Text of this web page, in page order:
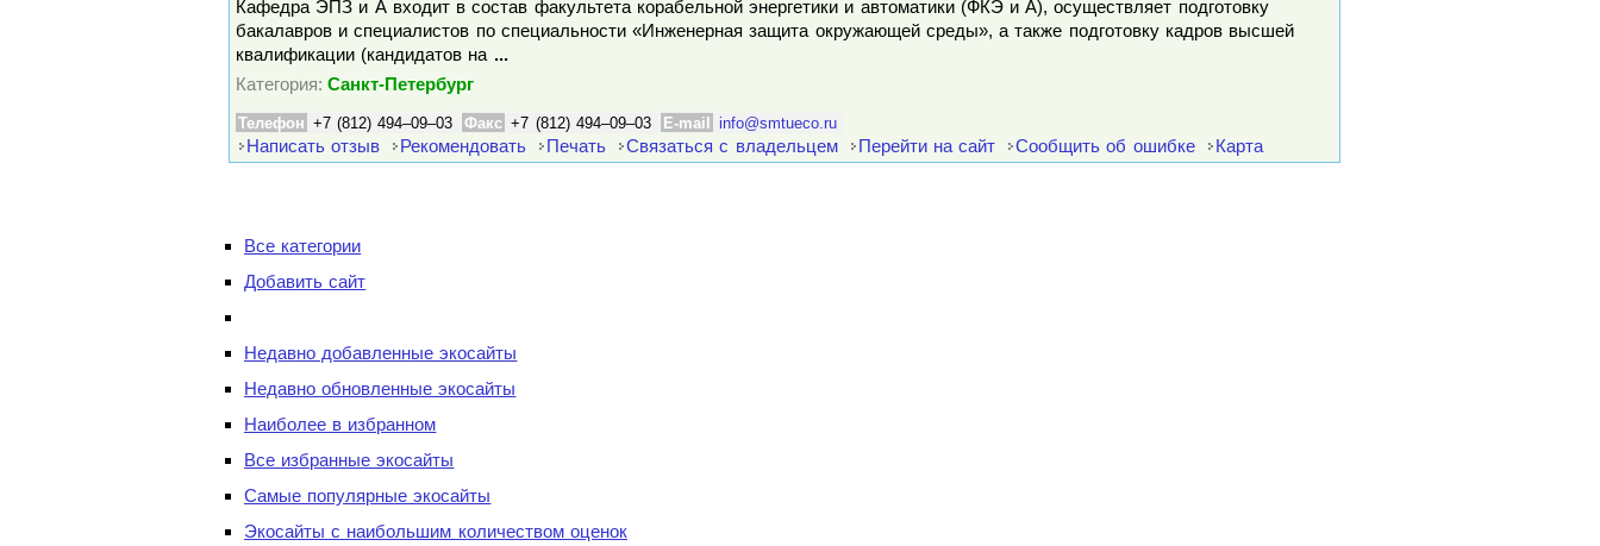
Кафедра ЭПЗ и А входит в состав факультета корабельной энергетики и автоматики (ФКЭ и А), осуществляет подготовку
бакалавров и специалистов по специальности «Инженерная защита окружающей среды», а также подготовку кадров высшей
квалификации (кандидатов на ...
Категория: Санкт-Петербург
Телефон +7 (812) 494–09–03 Факс +7 (812) 494–09–03 E-mail info@smtueco.ru
Написать отзыв Рекомендовать Печать Связаться с владельцем Перейти на сайт Сообщить об ошибке Карта
Все категории
Добавить сайт
Недавно добавленные экосайты
Недавно обновленные экосайты
Наиболее в избранном
Все избранные экосайты
Самые популярные экосайты
Экосайты с наибольшим количеством оценок